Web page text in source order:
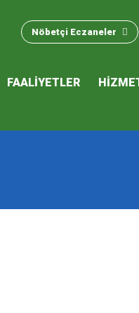
Nöbetçi Eczaneler
FAALİYETLER